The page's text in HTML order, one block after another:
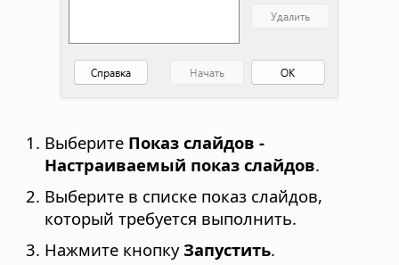
Выберите Показ слайдов -
Настраиваемый показ слайдов.
Выберите в списке показ слайдов,
который требуется выполнить.
Нажмите кнопку Запустить.